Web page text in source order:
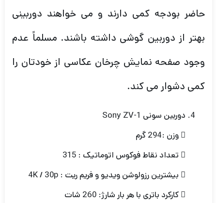
حاضر بودجه کمی دارند و می خواهند دوربینی
بهتر از دوربین گوشی داشته باشند. مسلماً عدم
وجود صفحه نمایش چرخان عکاسی از خودتان را
کمی دشوار می کند.
دوربین سونی Sony ZV-1
 وزن :294 گرم
 تعداد نقاط فوکوس اتوماتیک : 315
 بیشترین رزولوشن ویدیو و فریم ریت : 4K / 30p
 کارکرد باتری با هر بار شارژ: 260 شات